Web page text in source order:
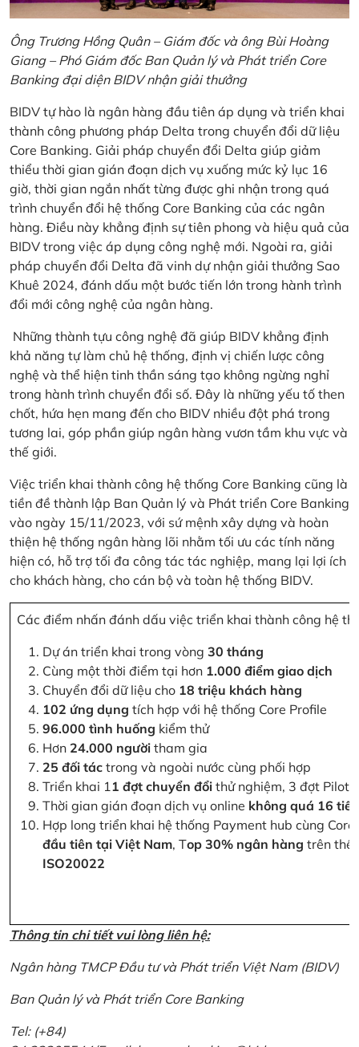
Ông Trương Hồng Quân – Giám đốc và ông Bùi Hoàng
Giang – Phó Giám đốc Ban Quản lý và Phát triển Core
Banking đại diện BIDV nhận giải thưởng
BIDV tự hào là ngân hàng đầu tiên áp dụng và triển khai
thành công phương pháp Delta trong chuyển đổi dữ liệu
Core Banking. Giải pháp chuyển đổi Delta giúp giảm
thiểu thời gian gián đoạn dịch vụ xuống mức kỷ lục 16
giờ, thời gian ngắn nhất từng được ghi nhận trong quá
trình chuyển đổi hệ thống Core Banking của các ngân
hàng. Điều này khẳng định sự tiên phong và hiệu quả của
BIDV trong việc áp dụng công nghệ mới. Ngoài ra, giải
pháp chuyển đổi Delta đã vinh dự nhận giải thưởng Sao
Khuê 2024, đánh dấu một bước tiến lớn trong hành trình
đổi mới công nghệ của ngân hàng.
Những thành tựu công nghệ đã giúp BIDV khẳng định
khả năng tự làm chủ hệ thống, định vị chiến lược công
nghệ và thể hiện tinh thần sáng tạo không ngừng nghỉ
trong hành trình chuyển đổi số. Đây là những yếu tố then
chốt, hứa hẹn mang đến cho BIDV nhiều đột phá trong
tương lai, góp phần giúp ngân hàng vươn tầm khu vực và
thế giới.
Việc triển khai thành công hệ thống Core Banking cũng là
tiền đề thành lập Ban Quản lý và Phát triển Core Banking
vào ngày 15/11/2023, với sứ mệnh xây dựng và hoàn
thiện hệ thống ngân hàng lõi nhằm tối ưu các tính năng
hiện có, hỗ trợ tối đa công tác tác nghiệp, mang lại lợi ích
cho khách hàng, cho cán bộ và toàn hệ thống BIDV.
Các điểm nhấn đánh dấu việc triển khai thành công hệ
Dự án triển khai trong vòng 30 tháng
Cùng một thời điểm tại hơn 1.000 điểm giao dịch
Chuyển đổi dữ liệu cho 18 triệu khách hàng
102 ứng dụng tích hợp với hệ thống Core Profile
96.000 tình huống kiểm thử
Hơn 24.000 người tham gia
25 đối tác trong và ngoài nước cùng phối hợp
Triển khai 11 đợt chuyển đổi thử nghiệm, 3 đợt Pilot
Thời gian gián đoạn dịch vụ online không quá 16
Hợp long triển khai hệ thống Payment hub cùng
đầu tiên tại Việt Nam, Top 30% ngân hàng trên thế
ISO20022
Thông tin chi tiết vui lòng liên hệ:
Ngân hàng TMCP Đầu tư và Phát triển Việt Nam (BIDV)
Ban Quản lý và Phát triển Core Banking
Tel: (+84)